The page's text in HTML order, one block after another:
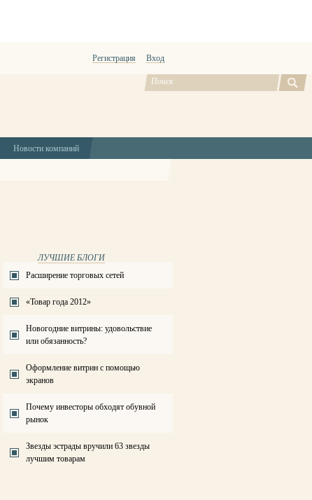
Регистрация Вход
Новости компаний
ЛУЧШИЕ БЛОГИ
Расширение торговых сетей
«Товар года 2012»
Новогодние витрины: удовольствие
или обязанность?
Оформление витрин с помощью
экранов
Почему инвесторы обходят обувной
рынок
Звезды эстрады вручили 63 звезды
лучшим товарам